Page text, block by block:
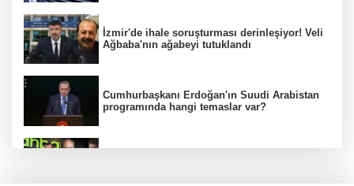
İzmir'de ihale soruşturması derinleşiyor! Veli
Ağbaba'nın ağabeyi tutuklandı
Cumhurbaşkanı Erdoğan'ın Suudi Arabistan
programında hangi temaslar var?